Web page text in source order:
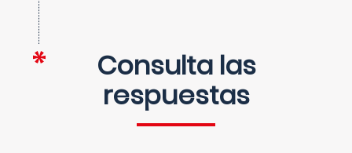
Consulta las
respuestas